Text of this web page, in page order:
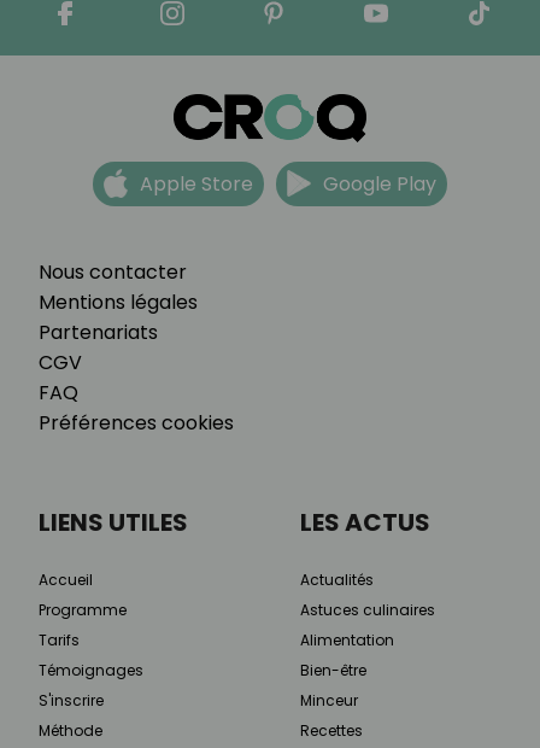
Nous contacter
Mentions légales
Partenariats
CGV
FAQ
Préférences cookies
Apple Store Google Play
LIENS UTILES
Accueil
Programme
Tarifs
Témoignages
S'inscrire
Méthode
LES ACTUS
Actualités
Astuces culinaires
Alimentation
Bien-être
Minceur
Recettes